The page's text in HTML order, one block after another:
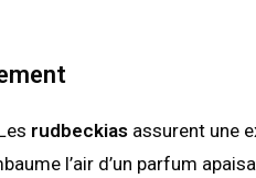
rudbeckias assurent une
l’air d’un parfum